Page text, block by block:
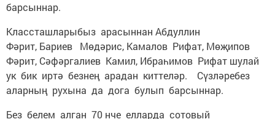
барсыннар.
Классташларыбыз арасыннан Абдуллин
Фәрит, Бариев Мөдәрис, Камалов Рифат, Мөҗипов
Фәрит, Сәфәргалиев Камил, Ибраһимов Рифат шулай
ук бик иртә безнең арадан киттеләр. Сүзләребез
аларның рухына да дога булып барсыннар.
Без белем алган 70 нче елларда сотовый